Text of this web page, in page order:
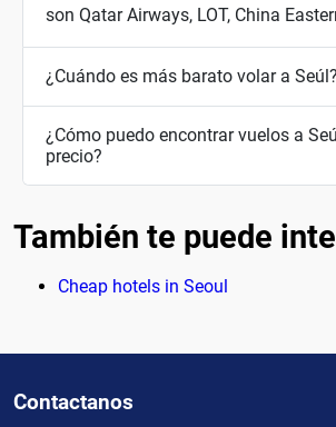
son Qatar Airways, LOT, China
¿Cuándo es más barato volar a Seúl?
¿Cómo puedo encontrar vuelos a
precio?
También te puede
Cheap hotels in Seoul
Contactanos